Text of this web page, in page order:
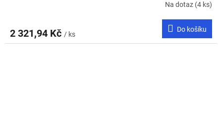
Na dotaz (4 ks)
2 321,94 Kč / ks
Do košíku